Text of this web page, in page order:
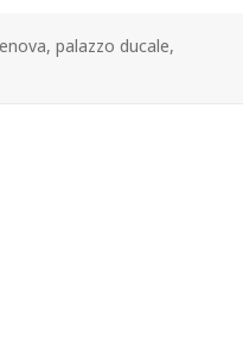
,palazzo ducale,